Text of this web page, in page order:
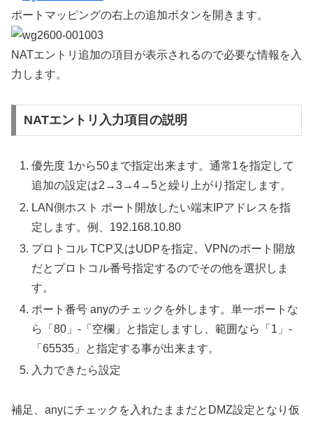
ポートマッピングの右上の追加ボタンを開きます。
NATエントリ追加の項目が表示されるので必要な情報を入
力します。
NATエントリ入力項目の説明
優先度 1から50まで指定出来ます。通常1を指定して
追加の設定は2→3→4→5と繰り上がり指定します。
LAN側ホスト ポート開放したい端末IPアドレスを指
定します。例、192.168.10.80
プロトコル TCP又はUDPを指定。VPNのポート開放
だとプロトコル番号指定するのでその他を選択しま
す。
ポート番号 anyのチェックを外します。単一ポートな
ら「80」-「空欄」と指定しますし、範囲なら「1」-
「65535」と指定する事が出来ます。
入力できたら設定
補足、anyにチェックを入れたままだとDMZ設定となり仮